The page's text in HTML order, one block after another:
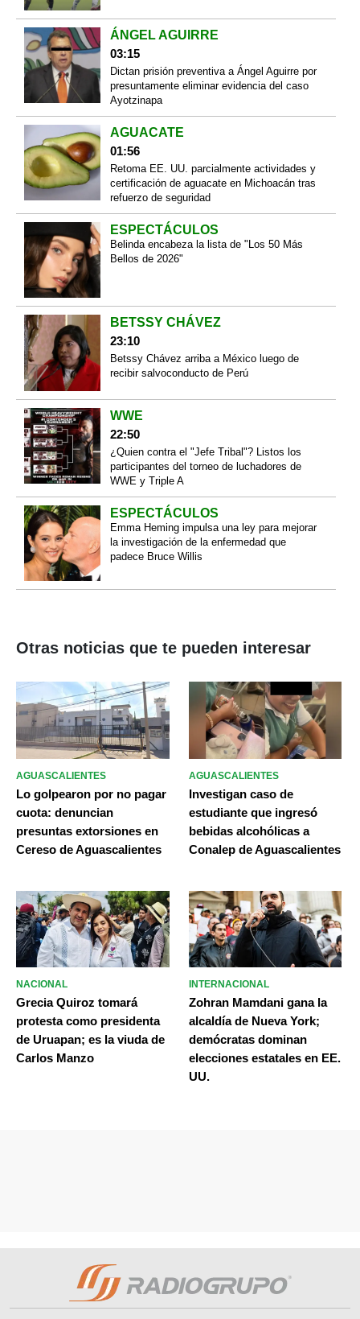
ÁNGEL AGUIRRE
03:15
Dictan prisión preventiva a Ángel Aguirre por
presuntamente eliminar evidencia del caso
Ayotzinapa
AGUACATE
01:56
Retoma EE. UU. parcialmente actividades y
certificación de aguacate en Michoacán tras
refuerzo de seguridad
ESPECTÁCULOS
Belinda encabeza la lista de "Los 50 Más
Bellos de 2026"
BETSSY CHÁVEZ
23:10
Betssy Chávez arriba a México luego de
recibir salvoconducto de Perú
WWE
22:50
¿Quien contra el "Jefe Tribal"? Listos los
participantes del torneo de luchadores de
WWE y Triple A
ESPECTÁCULOS
Emma Heming impulsa una ley para mejorar
la investigación de la enfermedad que
padece Bruce Willis
Otras noticias que te pueden interesar
AGUASCALIENTES
Lo golpearon por no pagar
cuota: denuncian
presuntas extorsiones en
Cereso de Aguascalientes
AGUASCALIENTES
Investigan caso de
estudiante que ingresó
bebidas alcohólicas a
Conalep de Aguascalientes
NACIONAL
Grecia Quiroz tomará
protesta como presidenta
de Uruapan; es la viuda de
Carlos Manzo
INTERNACIONAL
Zohran Mamdani gana la
alcaldía de Nueva York;
demócratas dominan
elecciones estatales en EE.
UU.